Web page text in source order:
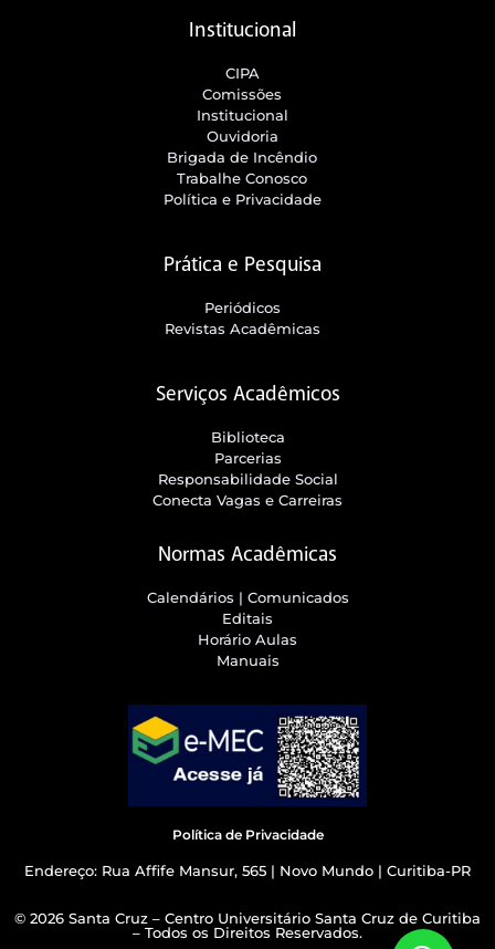
Institucional
CIPA
Comissões
Institucional
Ouvidoria
Brigada de Incêndio
Trabalhe Conosco
Política e Privacidade
Prática e Pesquisa
Periódicos
Revistas Acadêmicas
Serviços Acadêmicos
Biblioteca
Parcerias
Responsabilidade Social
Conecta Vagas e Carreiras
Normas Acadêmicas
Calendários | Comunicados
Editais
Horário Aulas
Manuais
Política de Privacidade
Endereço: Rua Affife Mansur, 565 | Novo Mundo | Curitiba-PR
© 2026 Santa Cruz – Centro Universitário Santa Cruz de Curitiba
– Todos os Direitos Reservados.